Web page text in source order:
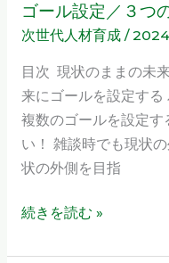
ゴール設定／３つ
次世代人材育成/2024
目次 現状のままの未
来にゴールを設定する
複数のゴールを設定
い！ 雑談時でも現状
状の外側を目指
ゴ
ー
の
イ
続きを読む »